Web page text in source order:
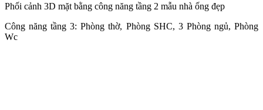
Phối cảnh 3D mặt bằng công năng tầng 2 mẫu nhà ống đẹp
Công năng tầng 3: Phòng thờ, Phòng SHC, 3 Phòng ngủ, Phòng
Wc